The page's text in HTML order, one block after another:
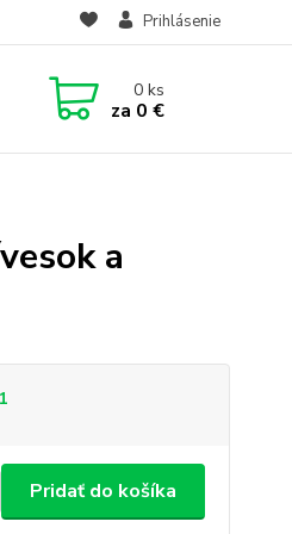
Prihlásenie
0ks
za 0 €
a
Pridať do košíka